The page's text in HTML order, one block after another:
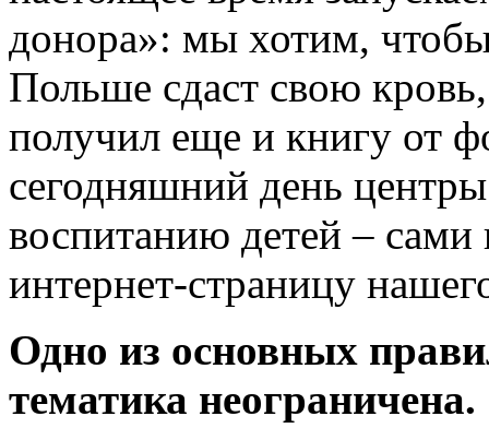
донора»: мы хотим,
Польше сдаст свою
получил еще и книгу от
сегодняшний день
воспитанию детей –
интернет-страницу
Одно из основных
тематика неограничена.